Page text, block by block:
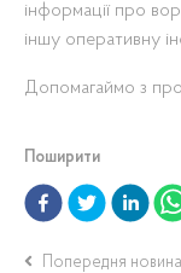
інформації про
іншу оперативну
Допомагаймо з
Поширити
Попередня новина